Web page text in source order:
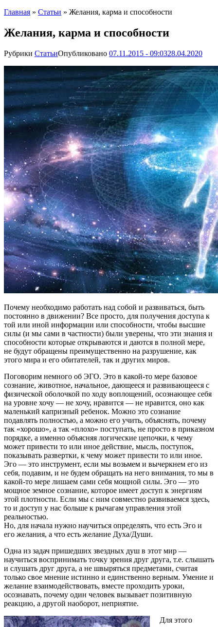
Главная » Статьи » Желания, карма и способности
Желания, карма и способности
Рубрики СтатьиОпубликовано 07.11.2015 - 09:0328.04.2020
Почему необходимо работать над собой и развиваться, быть
постоянно в движении? Все просто, для получения доступа к
той или иной информации или способности, чтобы высшие
силы (и мы сами в частности) были уверены, что эти знания и
способности которые открываются и даются в полной мере,
не будут обращены преимущественно на разрушение, как
этого мира и его обитателей, так и других миров.
Поговорим немного об ЭГО. Это в какой-то мере базовое
сознание, животное, начальное, дающееся и развивающееся с
физической оболочкой по ходу воплощений, осознающее себя
на уровне хочу — не хочу, нравится — не нравится, оно как
маленький капризный ребенок. Можно это сознание
подавлять полностью, а можно его учить, объяснять, почему
так «хорошо», а так «плохо» поступать, не просто в приказном
порядке, а именно объясняя логические цепочки, к чему
может привести то или иное действие, мысль, поступок,
показывать развертки, к чему может привести то или иное.
Эго — это инструмент, если мы возьмем и вычеркнем его из
себя, подавим, и не будем обращать на него внимания, то мы в
какой-то мере лишаем сами себя мощной силы. Эго — это
мощное земное сознание, которое имеет доступ к энергиям
этой плотности. Если мы с ним совместно развиваемся здесь,
то и доступ у нас больше к рычагам управления этой
реальностью.
Но, для начала нужно научиться определять, что есть Эго и
его желания, а что есть желание Духа/Души.
Одна из задач пришедших звездных душ в этот мир —
научиться воспринимать точку зрения друг друга, т.е. слышать
и слушать друг друга, а не швыряться предметами, считая
только свое мнение истинно и единственно верным. Умение и
желание взаимодействовать, вместе проходить уроки,
осознавать, почему один человек вызывает позитивную
реакцию, а другой наоборот, неприятие.
Для этого